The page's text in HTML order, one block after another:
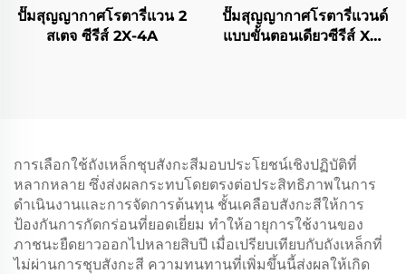
ปั๊มสุญญากาศโรตารี่แวน 2
สเตจ ซีรีส์ 2X-4A
ปั๊มสุญญากาศโรตารี่แวนด์
แบบขั้นตอนเดียวซีรีส์ XD-
การเลือกใช้ถังเหล็กชุบสังกะสีมอบประโยชน์เชิงปฏิบัติที่
หลากหลาย ซึ่งส่งผลกระทบโดยตรงต่อประสิทธิภาพในการ
ดำเนินงานและการจัดการต้นทุน ชั้นเคลือบสังกะสีให้การ
ป้องกันการกัดกร่อนที่ยอดเยี่ยม ทำให้อายุการใช้งานของ
ภาชนะยืดยาวออกไปหลายสิบปี เมื่อเปรียบเทียบกับถังเหล็กที่
ไม่ผ่านการชุบสังกะสี ความทนทานที่เพิ่มขึ้นนี้ส่งผลให้เกิด